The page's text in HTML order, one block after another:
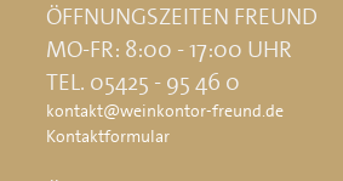
ÖFFNUNGSZEITEN FREUND
MO-FR: 8:00 - 17:00 UHR
TEL. 05425 - 95 46 0
kontakt@weinkontor-freund.de
Kontaktformular